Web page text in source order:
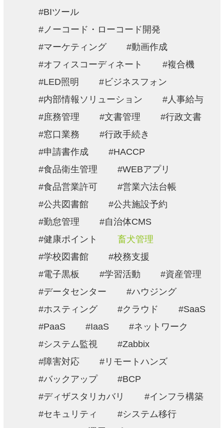
BIツール
ノーコード・ローコード開発
マーケティング
動画作成
オフィスコーディネート
複合機
LED照明
ビジネスフォン
内部情報ソリューション
人事給与
庶務管理
文書管理
行政文書
窓口業務
行政手続き
申請書作成
HACCP
食品衛生管理
WEBアプリ
食品営業許可
営業六法台帳
公共図書館
公共施設予約
勤怠管理
自治体CMS
健康ポイント
畜犬管理
学校図書館
校務支援
電子黒板
学習活動
資産管理
データセンター
ハウジング
ホスティング
クラウド
SaaS
PaaS
IaaS
ネットワーク
システム監視
Zabbix
障害対応
リモートハンズ
バックアップ
BCP
ディザスタリカバリ
インフラ構築
セキュリティ
システム移行